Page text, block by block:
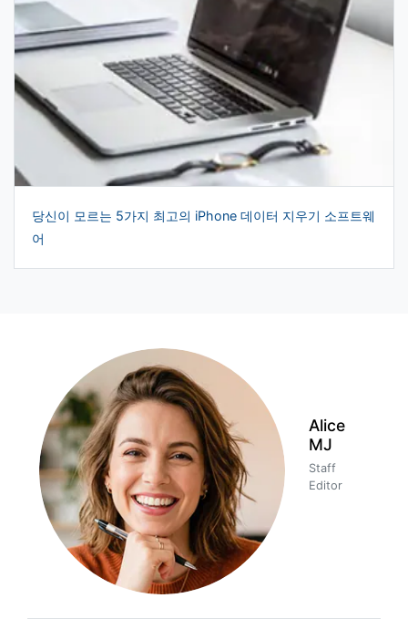
당신이 모르는 5가지 최고의 iPhone 데이터 지우기 소프트웨
어
Alice
MJ
Staff
Editor